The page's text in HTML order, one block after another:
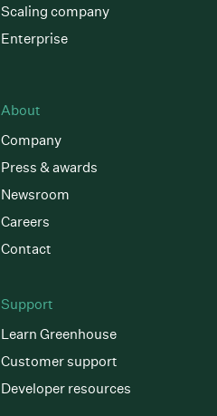
Scaling company
Enterprise
About
Company
Press & awards
Newsroom
Careers
Contact
Support
Learn Greenhouse
Customer support
Developer resources